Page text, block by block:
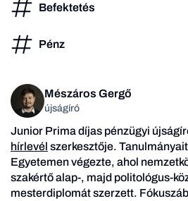
Befektetés
Pénz
Mészáros Gergő
újságíró
Junior Prima díjas pénzügyi
hírlevél szerkesztője.
Egyetemen végezte, ahol
szakértő alap-, majd politológus-
mesterdiplomát szerzett.